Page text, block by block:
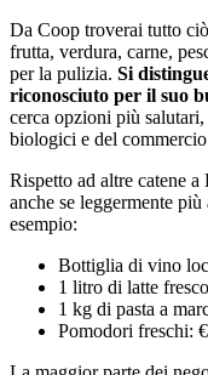
Da Coop troverai tutto
frutta, verdura, carne,
per la pulizia. Si
riconosciuto per il suo
cerca opzioni più
biologici e del
Rispetto ad altre catene
anche se leggermente
esempio:
Bottiglia di vino
1 litro di latte
1 kg di pasta a
Pomodori freschi: